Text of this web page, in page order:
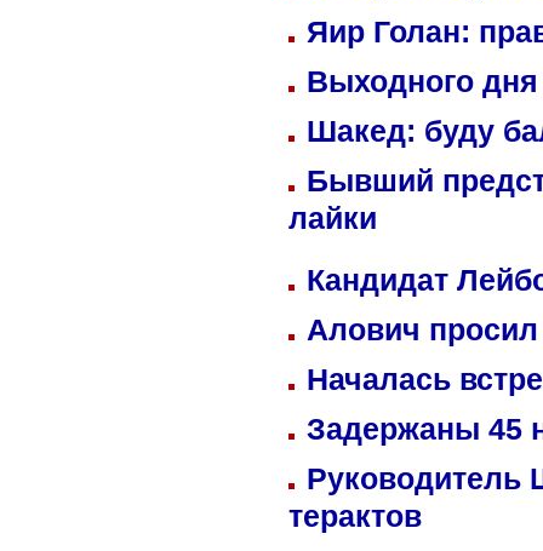
Яир Голан:
Выходного
Шакед: буду
Бывший
лайки
Кандидат
Алович просил
Началась
Задержаны 45
Руководитель
терактов